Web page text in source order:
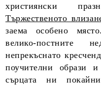
християнски
Тържественото
заема особено
велико-
непрекъснато
поучителни образи
сърцата ни